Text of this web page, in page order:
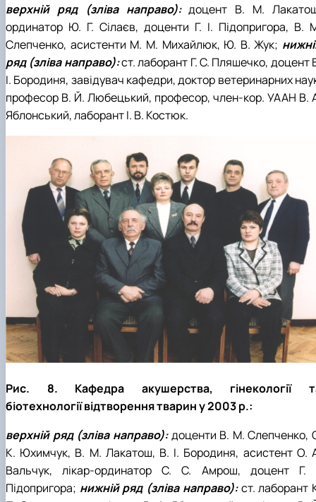
верхній ряд (зліва направо):доцент В. М.
ординатор Ю. Г. Сілаєв, доценти Г. І. Підопригора, В.
Слепченко, асистенти М. М. Михайлюк, Ю. В. Жук;
ряд (зліва направо):ст. лаборант Г. С. Пляшечко, доцент
І. Бородиня, завідувач кафедри, доктор ветеринарних
професор В. Й. Любецький, професор, член-кор. УААН В.
Яблонський, лаборант І. В. Костюк.
Рис. 8. Кафедра акушерства, гінекології
біотехнології відтворення тварин у 2003 р.:
верхній ряд (зліва направо):доценти В. М. Слепченко,
К. Юхимчук, В. М. Лакатош, В. І. Бородиня, асистент О.
Вальчук, лікар-ординатор С. С. Амрош, доцент Г.
Підопригора; нижній ряд (зліва направо):ст. лаборант